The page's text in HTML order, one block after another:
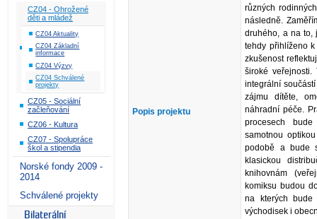
CZ04 - Ohrožené
děti a mládež
CZ04 Aktuality
CZ04 Základní
informace
CZ04 Výzvy
CZ04 Schválené
projekty
CZ05 - Sociální
začleňování
CZ06 - Kultura
CZ07 - Spolupráce
škol a stipendia
Norské fondy 2009 -
2014
Schválené projekty
Bilaterální
Popis projektu
různých
následně.
druhého, a na to,
tehdy přihlíženo
zkušenost
široké
integrální
zájmu dítěte,
náhradní péče.
procesech
samotnou
podobě a bude
klasickou
knihovnám
komiksu budou
na kterých bude
východisek i